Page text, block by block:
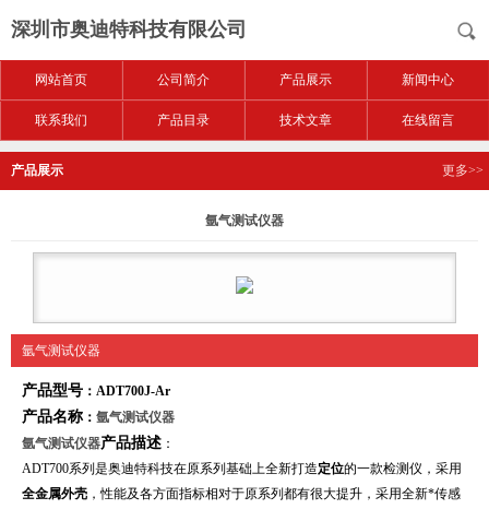
深圳市奥迪特科技有限公司
网站首页 公司简介 产品展示 新闻中心
联系我们 产品目录 技术文章 在线留言
产品展示 更多>>
氩气测试仪器
氩气测试仪器
产品型号 ：ADT700J-Ar
产品名称 ： 氩气测试仪器
氩气测试仪器产品描述 ：
ADT700系列是奥迪特科技在原系列基础上全新打造定位的一款检测仪，采用
全金属外壳 ，性能及各方面指标相对于原系列都有很大提升，采用全新*传感